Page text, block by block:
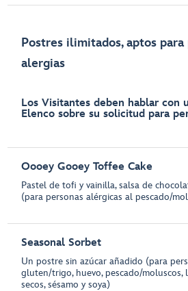
Postres ilimitados, aptos para
alergias
Los Visitantes deben hablar con
Elenco sobre su solicitud para
Oooey Gooey Toffee Cake
Pastel de tofi y vainilla, salsa de
(para personas alérgicas al pescado/
Seasonal Sorbet
Un postre sin azúcar añadido (para
gluten/trigo, huevo, pescado/moluscos,
secos, sésamo y soya)